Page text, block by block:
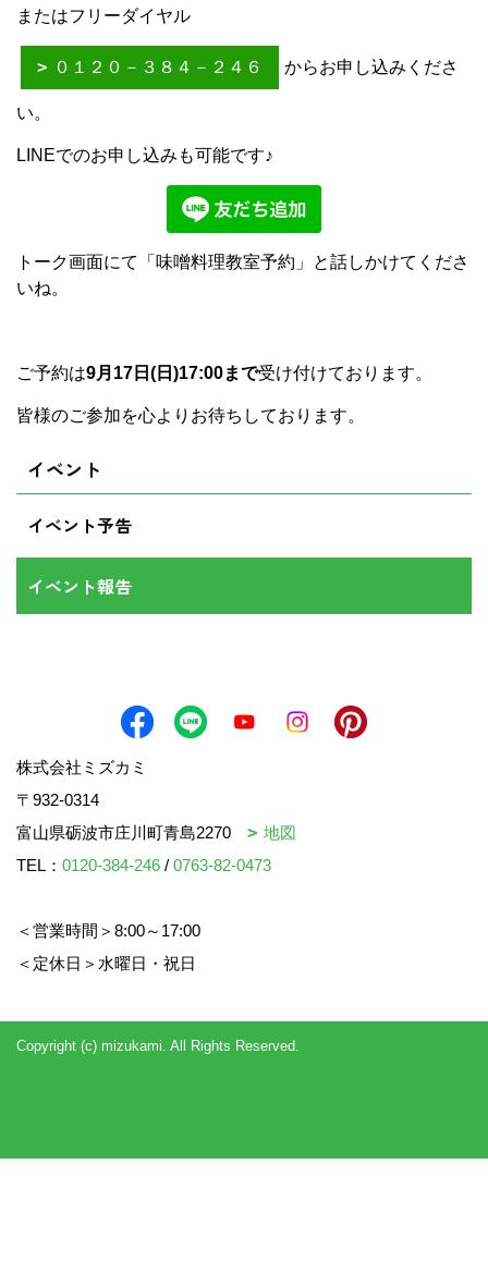
またはフリーダイヤル
０１２０－３８４－２４６ からお申し込みくださ
い。
LINEでのお申し込みも可能です♪
トーク画面にて「味噌料理教室予約」と話しかけてくださ
いね。
ご予約は9月17日(日)17:00まで受け付けております。
皆様のご参加を心よりお待ちしております。
イベント
イベント予告
イベント報告
株式会社ミズカミ
〒932-0314
富山県砺波市庄川町青島2270
地図
TEL： 0120-384-246 / 0763-82-0473
＜営業時間＞8:00～17:00
＜定休日＞水曜日・祝日
Copyright (c) mizukami. All Rights Reserved.